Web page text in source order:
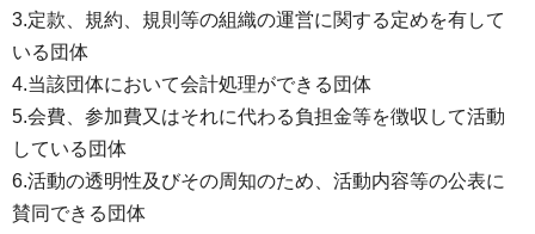
3.定款、規約、規則等の組織の運営に関する定めを有して
いる団体
4.当該団体において会計処理ができる団体
5.会費、参加費又はそれに代わる負担金等を徴収して活動
している団体
6.活動の透明性及びその周知のため、活動内容等の公表に
賛同できる団体